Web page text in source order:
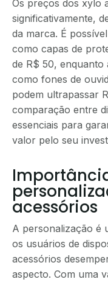
Os preços dos xylo
significativamente,
da marca. É
como capas de
de R$ 50, enquanto
como fones de
podem ultrapassar
comparação entre
essenciais para
valor pelo seu
acessórios
A personalização é
os usuários de
acessórios
aspecto. Com uma